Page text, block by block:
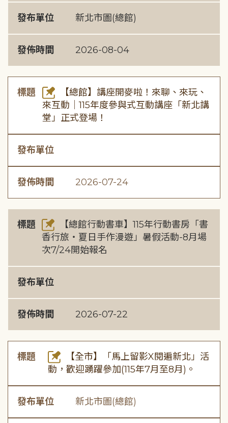
發布單位 新北市圖(總館)
發佈時間 2026-08-04
標題
【總館】講座開麥啦！來聊、來玩、
來互動｜115年度參與式互動講座「新北講
堂」正式登場！
發布單位
發佈時間 2026-07-24
標題
【總館行動書車】115年行動書房「書
香行旅・夏日手作漫遊」暑假活動-8月場
次7/24開始報名
發布單位
發佈時間 2026-07-22
標題
【全市】「馬上留影X閱遍新北」活
動，歡迎踴躍參加(115年7月至8月)。
發布單位 新北市圖(總館)